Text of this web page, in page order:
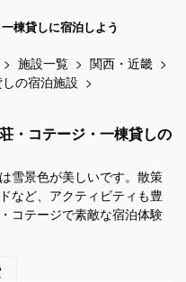
棟貸しに宿泊しよう
施設一覧
関西・近畿
の宿泊施設
・コテージ・一棟貸しの
雪景色が美しいです。散策
など、アクティビティも豊
コテージで素敵な宿泊体験